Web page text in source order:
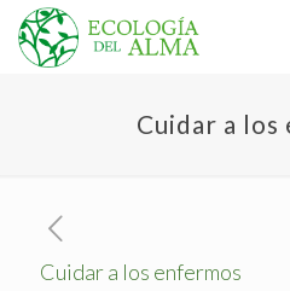
Cuidar a
Cuidar a los enfermos